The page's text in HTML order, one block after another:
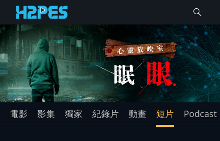
電影 影集 獨家 紀錄片 動畫 短片 Podcast